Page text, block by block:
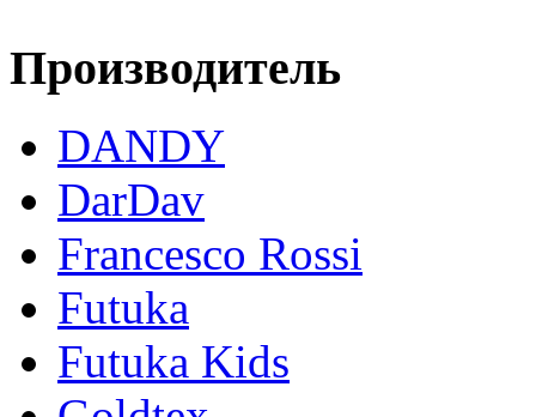
Производитель
DANDY
DarDav
Francesco Rossi
Futuka
Futuka Kids